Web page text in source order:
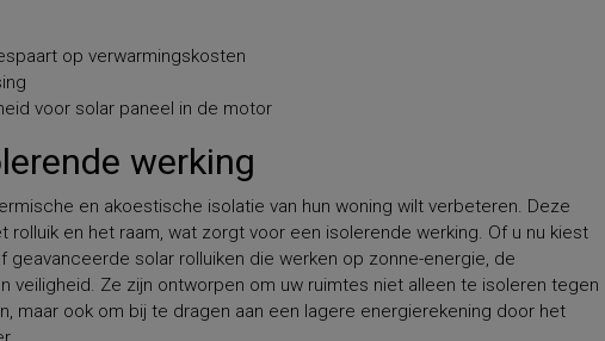
op verwarmingskosten
voor solar paneel in de motor
werking
en akoestische isolatie van hun woning wilt verbeteren. Deze
en het raam, wat zorgt voor een isolerende werking. Of u nu kiest
solar rolluiken die werken op zonne-energie, de
veiligheid. Ze zijn ontworpen om uw ruimtes niet alleen te isoleren tegen
maar ook om bij te dragen aan een lagere energierekening door het